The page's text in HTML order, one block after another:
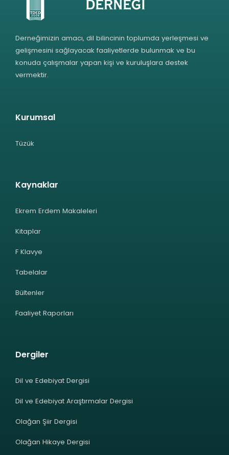
Derneğimizin amacı, dil bilincinin toplumda yerleşmesi ve
gelişmesini sağlayacak faaliyetlerde bulunmak ve bu
konuda çalışmalar yapan kişi ve kuruluşlara destek
vermektir.
Kurumsal
Tüzük
Kaynaklar
Ekrem Erdem Makaleleri
Kitaplar
F Klavye
Tabelalar
Bültenler
Faaliyet Raporları
Dergiler
Dil ve Edebiyat Dergisi
Dil ve Edebiyat Araştırmalar Dergisi
Olağan Şiir Dergisi
Olağan Hikaye Dergisi